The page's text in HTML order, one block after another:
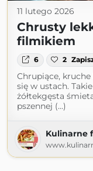
11 lutego 2026
Chrusty
filmikiem
6 2
Chrupiące, kruche
się w ustach.
żółtekgęsta
pszennej (...)
Kulinarne